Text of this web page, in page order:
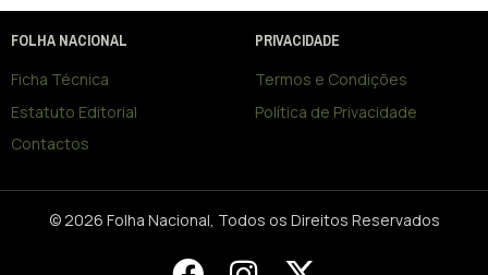
FOLHA NACIONAL
Ficha Técnica
Estatuto Editorial
Contactos
PRIVACIDADE
Termos e Condições
Política de Privacidade
© 2026 Folha Nacional, Todos os Direitos Reservados